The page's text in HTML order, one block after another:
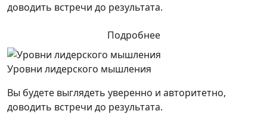
доводить встречи до результата.
Подробнее
Уровни лидерского мышления
Вы будете выглядеть уверенно и авторитетно,
доводить встречи до результата.